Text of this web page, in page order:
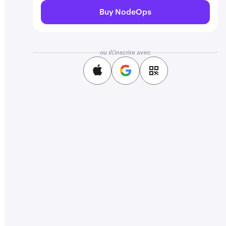
Buy NodeOps
ou s\'inscrire avec